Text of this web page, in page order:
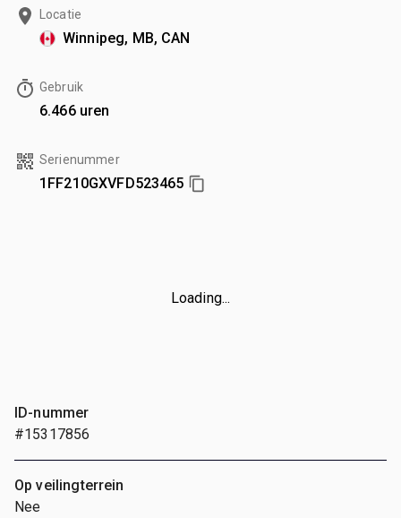
Locatie
Winnipeg, MB, CAN
Gebruik
6.466 uren
Serienummer
1FF210GXVFD523465
Loading...
ID-nummer
#15317856
Op veilingterrein
Nee